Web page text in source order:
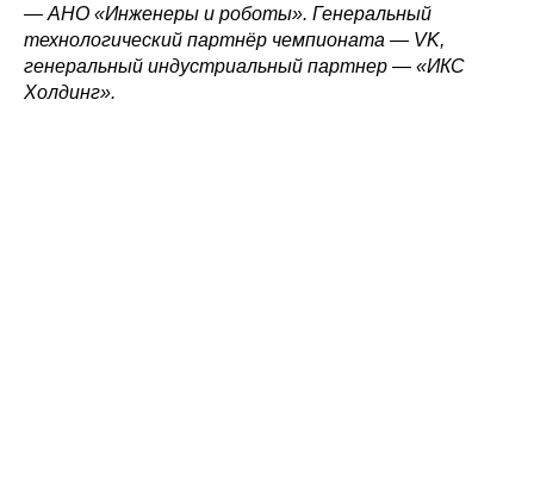
— АНО «Инженеры и роботы». Генеральный
технологический партнёр чемпионата — VK,
генеральный индустриальный партнер — «ИКС
Холдинг».
© 2015-2026 НАУРР. Все права защищены. При использовании материалов
ссылка на ROBOTUNION.RU — обязательна